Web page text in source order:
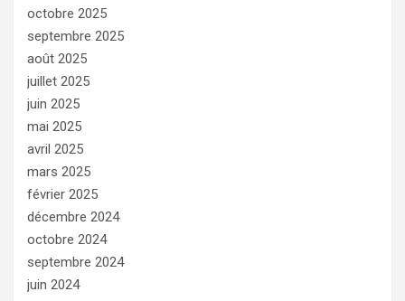
octobre 2025
septembre 2025
août 2025
juillet 2025
juin 2025
mai 2025
avril 2025
mars 2025
février 2025
décembre 2024
octobre 2024
septembre 2024
juin 2024